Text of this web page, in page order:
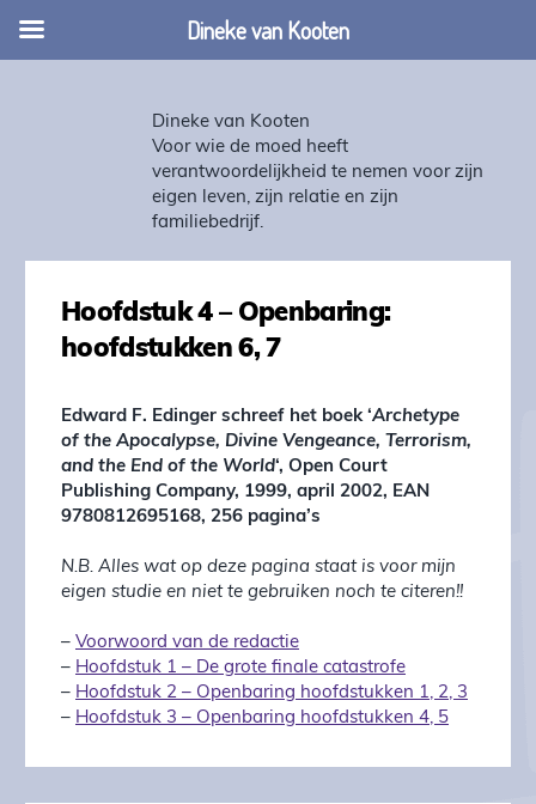
Dineke van Kooten
Voor wie de moed heeft
verantwoordelijkheid te nemen voor zijn
eigen leven, zijn relatie en zijn
familiebedrijf.
Hoofdstuk 4 – Openbaring:
hoofdstukken 6, 7
Edward F. Edinger schreef het boek ‘Archetype
of the Apocalypse, Divine Vengeance, Terrorism,
and the End of the World‘, Open Court
Publishing Company, 1999, april 2002, EAN
9780812695168, 256 pagina’s
N.B. Alles wat op deze pagina staat is voor mijn
eigen studie en niet te gebruiken noch te citeren!!
– Voorwoord van de redactie
– Hoofdstuk 1 – De grote finale catastrofe
– Hoofdstuk 2 – Openbaring hoofdstukken 1, 2, 3
– Hoofdstuk 3 – Openbaring hoofdstukken 4, 5
Dineke van Kooten